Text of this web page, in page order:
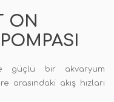
ON
güçlü bir akvaryum
arasındaki akış hızları